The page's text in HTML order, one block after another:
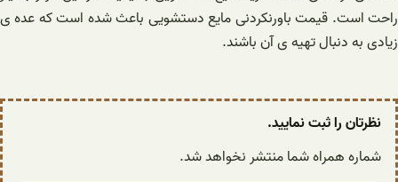
راحت است. قیمت باورنکردنی مایع دستشویی باعث شده است که عده ی
زیادی به دنبال تهیه ی آن باشند.
نظرتان را ثبت نمایید.
شماره همراه شما منتشر نخواهد شد.